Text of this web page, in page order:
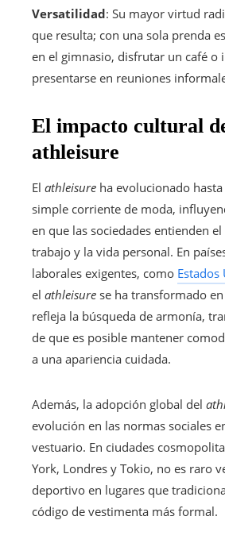
Versatilidad: Su mayor virtud
que resulta; con una sola prenda
en el gimnasio, disfrutar un café o
presentarse en reuniones
El impacto cultural
athleisure
El athleisure ha evolucionado
simple corriente de moda,
en que las sociedades entienden
trabajo y la vida personal. En
laborales exigentes, como Estados
el athleisure se ha transformado
refleja la búsqueda de armonía,
de que es posible mantener
a una apariencia cuidada.
Además, la adopción global del
evolución en las normas sociales
vestuario. En ciudades
York, Londres y Tokio, no es raro
deportivo en lugares que
código de vestimenta más formal.